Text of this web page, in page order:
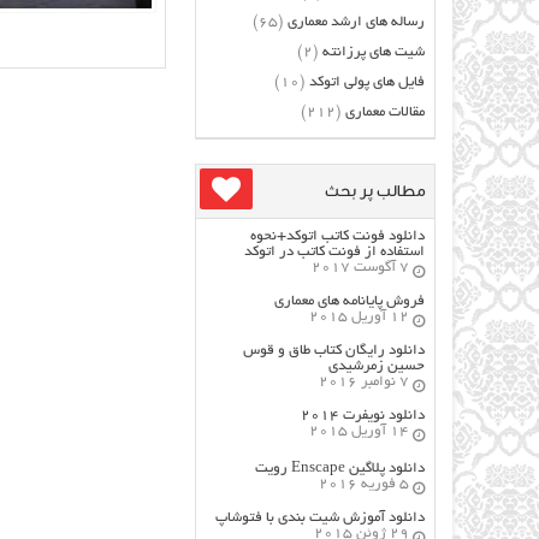
رساله های ارشد معماری (65)
شیت های پرزانته (2)
فایل های پولی اتوکد (10)
مقالات معماری (212)
مطالب پر بحث
دانلود فونت کاتب اتوکد+نحوه
استفاده از فونت کاتب در اتوکد
7 آگوست 2017
فروش پایانامه های معماری
12 آوریل 2015
دانلود رایگان کتاب طاق و قوس
حسین زمرشیدی
7 نوامبر 2016
دانلود نویفرت ۲۰۱۴
14 آوریل 2015
دانلود پلاگین Enscape رویت
5 فوریه 2016
دانلود آموزش شیت بندی با فتوشاپ
29 ژوئن 2015